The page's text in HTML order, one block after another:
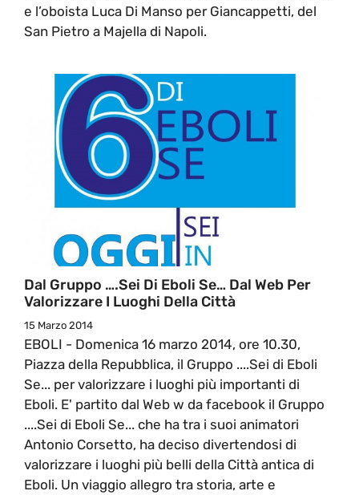
e l’oboista Luca Di Manso per Giancappetti, del
San Pietro a Majella di Napoli.
Dal Gruppo ….Sei Di Eboli Se… Dal Web Per
Valorizzare I Luoghi Della Città
15 Marzo 2014
EBOLI - Domenica 16 marzo 2014, ore 10.30,
Piazza della Repubblica, il Gruppo ....Sei di Eboli
Se... per valorizzare i luoghi più importanti di
Eboli. E' partito dal Web w da facebook il Gruppo
....Sei di Eboli Se... che ha tra i suoi animatori
Antonio Corsetto, ha deciso divertendosi di
valorizzare i luoghi più belli della Città antica di
Eboli. Un viaggio allegro tra storia, arte e